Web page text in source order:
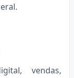
vendas,